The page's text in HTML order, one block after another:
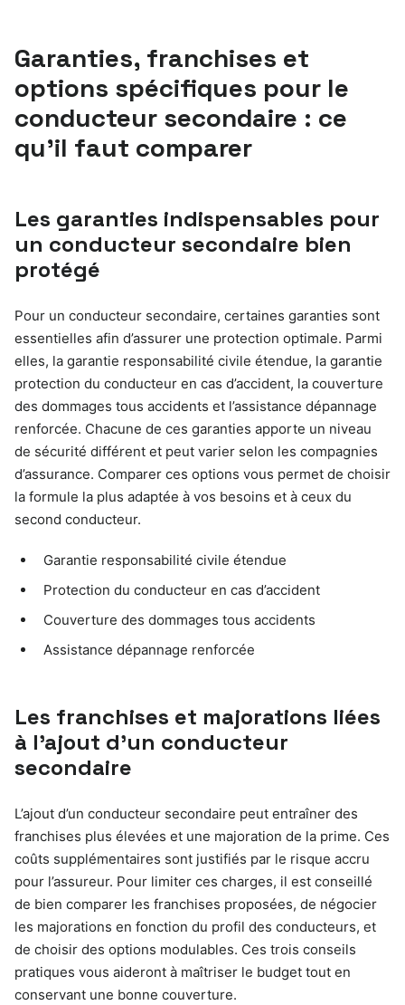
Garanties, franchises et
options spécifiques pour le
conducteur secondaire : ce
qu’il faut comparer
Les garanties indispensables pour
un conducteur secondaire bien
protégé
Pour un conducteur secondaire, certaines garanties sont
essentielles afin d’assurer une protection optimale. Parmi
elles, la garantie responsabilité civile étendue, la garantie
protection du conducteur en cas d’accident, la couverture
des dommages tous accidents et l’assistance dépannage
renforcée. Chacune de ces garanties apporte un niveau
de sécurité différent et peut varier selon les compagnies
d’assurance. Comparer ces options vous permet de choisir
la formule la plus adaptée à vos besoins et à ceux du
second conducteur.
Garantie responsabilité civile étendue
Protection du conducteur en cas d’accident
Couverture des dommages tous accidents
Assistance dépannage renforcée
Les franchises et majorations liées
à l’ajout d’un conducteur
secondaire
L’ajout d’un conducteur secondaire peut entraîner des
franchises plus élevées et une majoration de la prime. Ces
coûts supplémentaires sont justifiés par le risque accru
pour l’assureur. Pour limiter ces charges, il est conseillé
de bien comparer les franchises proposées, de négocier
les majorations en fonction du profil des conducteurs, et
de choisir des options modulables. Ces trois conseils
pratiques vous aideront à maîtriser le budget tout en
conservant une bonne couverture.